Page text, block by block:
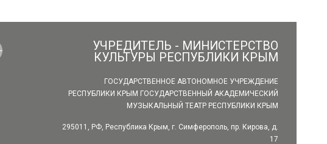
УЧРЕДИТЕЛЬ - МИНИСТЕРСТВО
КУЛЬТУРЫ РЕСПУБЛИКИ КРЫМ
ГОСУДАРСТВЕННОЕ АВТОНОМНОЕ УЧРЕЖДЕНИЕ
РЕСПУБЛИКИ КРЫМ ГОСУДАРСТВЕННЫЙ АКАДЕМИЧЕСКИЙ
МУЗЫКАЛЬНЫЙ ТЕАТР РЕСПУБЛИКИ КРЫМ
295011, РФ, Республика Крым, г. Симферополь, пр. Кирова, д.
17